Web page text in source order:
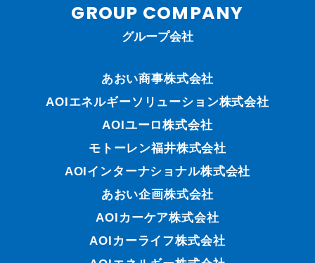
GROUP COMPANY
グループ会社
あおい商事株式会社
AOIエネルギーソリューション株式会社
AOIユーロ株式会社
モトーレン福井株式会社
AOIインターナショナル株式会社
あおい企画株式会社
AOIカーケア株式会社
AOIカーライフ株式会社